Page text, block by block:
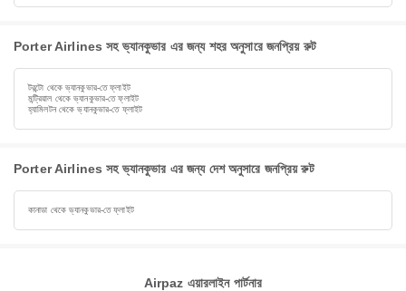
Porter Airlines সহ ভ্যানকুভার এর জন্য শহর অনুসারে জনপ্রিয় রুট
টরন্টো থেকে ভ্যানকুভার-তে ফ্লাইট
মন্ট্রিয়াল থেকে ভ্যানকুভার-তে ফ্লাইট
হ্যামিলটন থেকে ভ্যানকুভার-তে ফ্লাইট
Porter Airlines সহ ভ্যানকুভার এর জন্য দেশ অনুসারে জনপ্রিয় রুট
কানাডা থেকে ভ্যানকুভার-তে ফ্লাইট
Airpaz এয়ারলাইন পার্টনার